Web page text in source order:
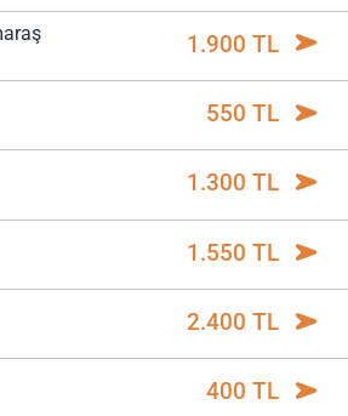
1.900 TL
550 TL
1.300 TL
1.550 TL
2.400 TL
400 TL